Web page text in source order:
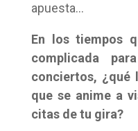
apuesta…
En los tiempos
complicada
conciertos, ¿qué
que se anime a
citas de tu gira?